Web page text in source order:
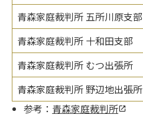
青森家庭裁判所 五所川原支部
青森家庭裁判所 十和田支部
青森家庭裁判所 むつ出張所
青森家庭裁判所 野辺地出張所
参考： 青森家庭裁判所